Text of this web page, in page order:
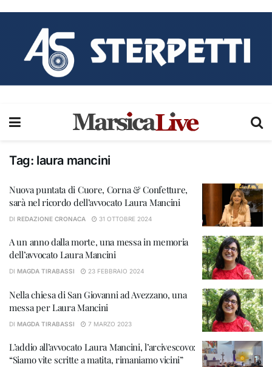
Tag: laura mancini
Nuova puntata di Cuore, Corna & Confetture,
sarà nel ricordo dell’avvocato Laura Mancini
DI REDAZIONE CRONACA 31 OTTOBRE 2024
A un anno dalla morte, una messa in memoria
dell’avvocato Laura Mancini
DI MAGDA TIRABASSI 23 FEBBRAIO 2024
Nella chiesa di San Giovanni ad Avezzano, una
messa per Laura Mancini
DI MAGDA TIRABASSI 7 MARZO 2023
L’addio all’avvocato Laura Mancini, l’arcivescovo:
“Siamo vite scritte a matita, rimaniamo vicini”